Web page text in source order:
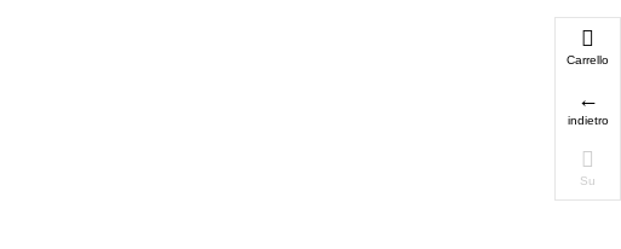
Carrello
indietro
Su